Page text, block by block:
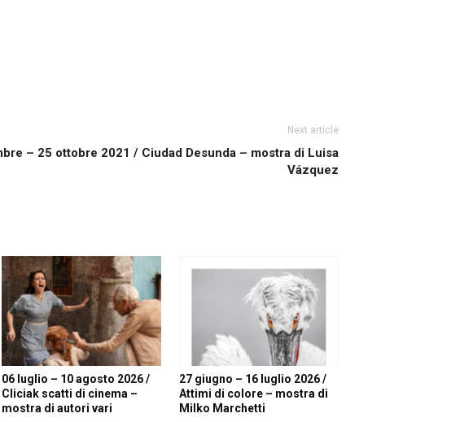
Next article
– 25 ottobre 2021 / Ciudad Desunda – mostra di Luisa
Vázquez
06 luglio – 10 agosto 2026 /
Cliciak scatti di cinema –
mostra di autori vari
27 giugno – 16 luglio 2026 /
Attimi di colore – mostra di
Milko Marchetti